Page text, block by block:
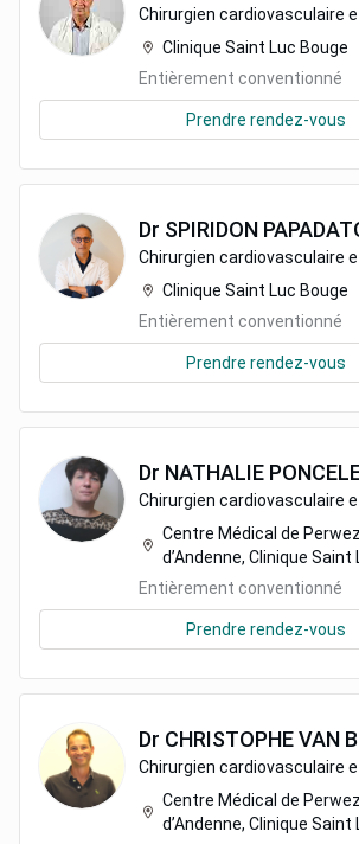
Chirurgien cardiovasculaire
Clinique Saint Luc Bouge
Entièrement conventionné
Prendre rendez-vous
Dr SPIRIDON
Chirurgien cardiovasculaire
Clinique Saint Luc Bouge
Entièrement conventionné
Prendre rendez-vous
Dr NATHALIE
Chirurgien cardiovasculaire
Centre Médical de
d’Andenne, Clinique Saint
Entièrement conventionné
Prendre rendez-vous
Dr CHRISTOPHEVAN
Chirurgien cardiovasculaire
Centre Médical de
d’Andenne, Clinique Saint